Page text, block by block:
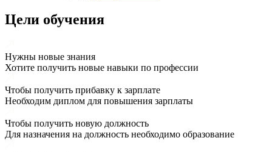
Цели обучения
Нужны новые знания
Хотите получить новые навыки по профессии
Чтобы получить прибавку к зарплате
Необходим диплом для повышения зарплаты
Чтобы получить новую должность
Для назначения на должность необходимо образование